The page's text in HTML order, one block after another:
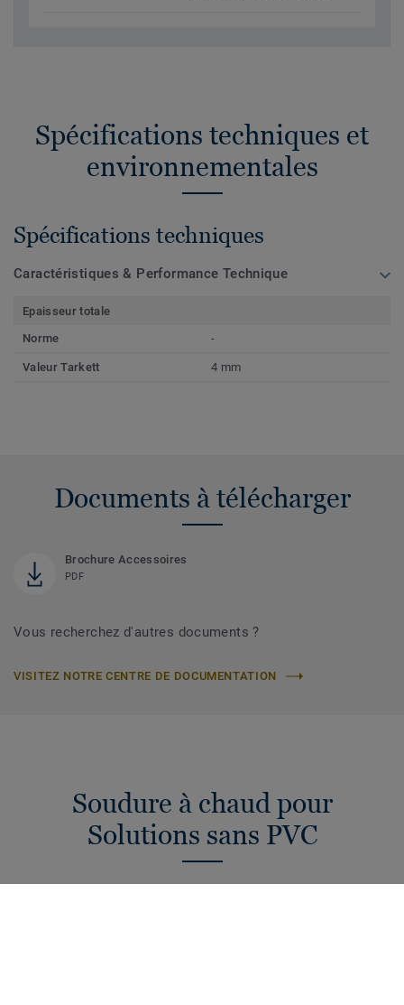
Spécifications techniques et
environnementales
Spécifications techniques
Caractéristiques & Performance Technique
Epaisseur totale
Norme
-
Valeur Tarkett 4 mm
Documents à télécharger
Brochure Accessoires
PDF
Vous recherchez d'autres documents ?
VISITEZ NOTRE CENTRE DE DOCUMENTATION
Soudure à chaud pour
Solutions sans PVC